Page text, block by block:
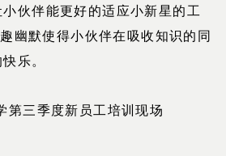
伙伴能更好的适应小新星的工
幽默使得小伙伴在吸收知识的同
乐。